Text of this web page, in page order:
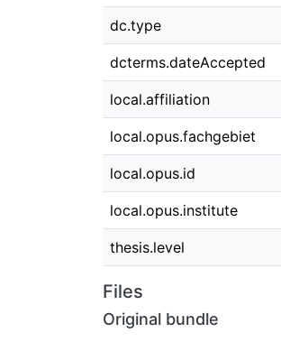
dc.type
dcterms.dateAccepted
local.affiliation
local.opus.fachgebiet
local.opus.id
local.opus.institute
thesis.level
Files
Original bundle